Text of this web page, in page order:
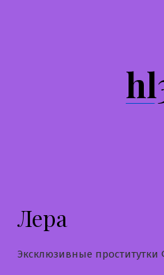
Лера
Эксклюзивные